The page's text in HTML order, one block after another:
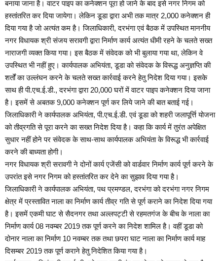
बनाया जाना है। वाटर पाइप का कनेक्शन पूरा हो जाने के बाद इसे नगर निगम को
हस्तांतरित कर दिया जायेगा। लेकिन डूडा द्वारा अभी तक मात्र 2,000 कनेक्शन ही
दिया गया है जो अत्यंत कम है। जिलाधिकारी, दरभंगा एवं बैठक में उपस्थित माननीय
नगर विधायक श्री संजय सरावगी द्वारा निर्माण कार्य अत्यंत धीमी रहने के चलते सख्त
नाराजगी व्यक्त किया गया। इस बैठक में संवेदक को भी बुलाया गया था, लेकिन वे
उपस्थित भी नहीं हुए। कार्यपालक अभियंता, डूडा को संवेदक के विरूद्ध अनुज्ञप्ति की
शर्तों का उल्लंघन करने के चलते सख्त कार्रवाई करने हेतु निदेश दिया गया। इसके
साथ ही पी.एच.ई.डी., दरभंगा द्वारा 20,000 घरों में वाटर पाइप कनेक्शन दिया जाना
है। इसमें से अबतक 9,000 कनेक्शन पूर्ण कर लिये जाने की बात बताई गई।
जिलाधिकारी ने कार्यपालक अभियंता, पी.एच.ई.डी. एवं डूडा को शहरी जलापूर्त्ति योजना
को तीव्रगति से पूरा करने का सख्त निदेश दिया है। कहा कि कार्य में तुरंत अपेक्षित
सुधार नहीं होने पर संवेदक के साथ-साथ कार्यपालक अभियंता के विरूद्ध भी कार्रवाई
करने की बाध्यता होगी।
नगर विधायक श्री सरावगी ने दोनों कार्य एजेंसी को वार्डवार निर्माण कार्य पूर्ण करने के
उपरांत इसे नगर निगम को हस्तांतरित कर देने का सुझाव दिया गया है।
जिलाधिकारी ने कार्यपालक अभियंता, पथ प्रमण्डल, दरभंगा को दरभंगा नगर निगम
क्षेत्र में प्रस्तावित नाला का निर्माण कार्य तीव्र गति से पूर्ण कराने का निदेश दिया गया
है। इसमें एकमी घाट से सैदनगर तथा अल्लपट्टी से रहमतगंज के बीच के नाला का
निर्माण कार्य 08 नवम्बर 2019 तक पूर्ण करने का निदेश शामिल है। वहीं डूडा को
दोनार नाला का निर्माण 10 नवम्बर तक तथा छपरा घाट नाला का निर्माण कार्य माह
दिसम्बर 2019 तक पूर्ण कराने हेतु निदेशित किया गया है।